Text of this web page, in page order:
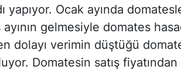
yapıyor. Ocak ayında
gelmesiyle domates
dolayı verimin düştüğü
Domatesin satış